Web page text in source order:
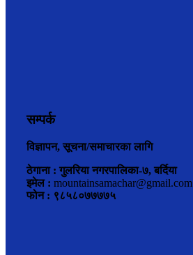
सम्पर्क
विज्ञापन, सूचना/समाचारका लागि
ठेगाना : गुलरिया नगरपालिका-७, बर्दिया
इमेल : mountainsamachar@gmail.com
फोन : ९८५८०७७७७५